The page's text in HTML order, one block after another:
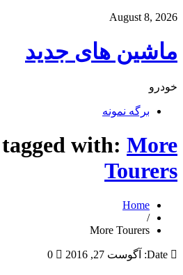
August 8, 2026
ماشین های جدید
خودرو
برگه نمونه
with: More
Tourers
Home
/
More Tourers
Date: آگوست 27, 2016 0